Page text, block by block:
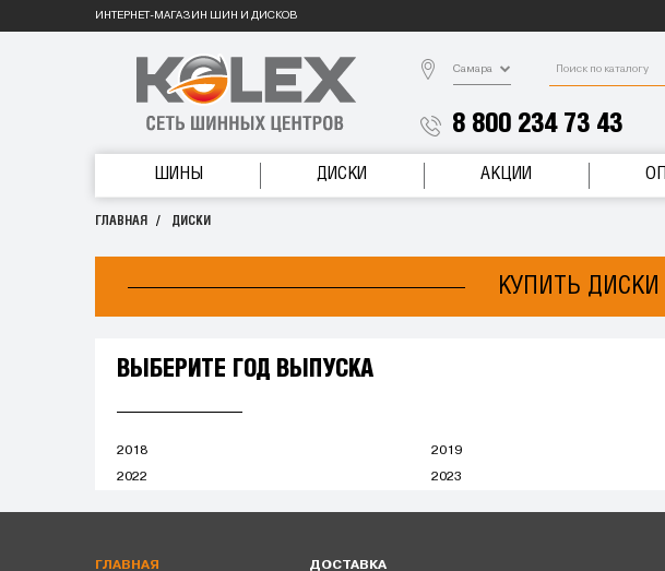
ИНТЕРНЕТ-МАГАЗИН ШИН И ДИСКОВ
Самара
8 800 234 73 43
ШИНЫ ДИСКИ АКЦИИ
ГЛАВНАЯ ДИСКИ
КУПИТЬ ДИСКИ
ВЫБЕРИТЕ ГОД ВЫПУСКА
2018 2019
2022 2023
ГЛАВНАЯ ДОСТАВКА